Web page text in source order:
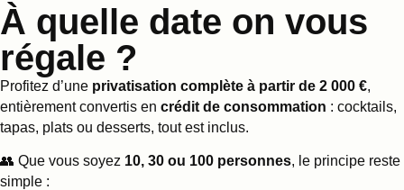
À quelle date on vous
régale ?
Profitez d’une privatisation complète à partir de 2 000 €,
entièrement convertis en crédit de consommation : cocktails,
tapas, plats ou desserts, tout est inclus.
👥 Que vous soyez 10, 30 ou 100 personnes, le principe reste
simple :